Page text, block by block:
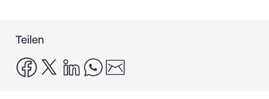
Teilen
facebook
x linkedinwhatsapp